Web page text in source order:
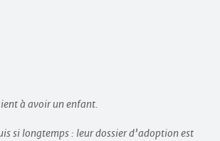
à avoir un enfant.
si longtemps : leur dossier d’adoption est